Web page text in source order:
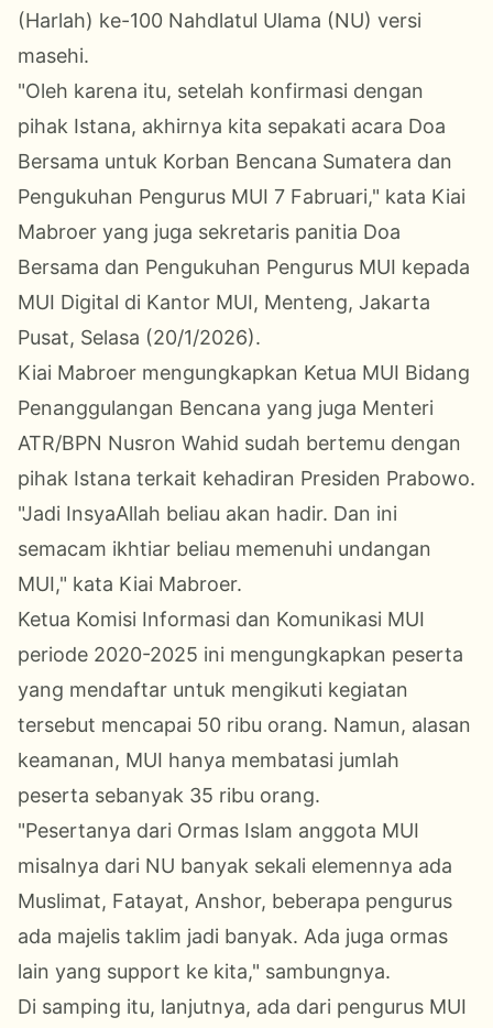
(Harlah) ke-100 Nahdlatul Ulama (NU) versi
masehi.
"Oleh karena itu, setelah konfirmasi dengan
pihak Istana, akhirnya kita sepakati acara Doa
Bersama untuk Korban Bencana Sumatera dan
Pengukuhan Pengurus MUI 7 Fabruari," kata Kiai
Mabroer yang juga sekretaris panitia Doa
Bersama dan Pengukuhan Pengurus MUI kepada
MUI Digital di Kantor MUI, Menteng, Jakarta
Pusat, Selasa (20/1/2026).
Kiai Mabroer mengungkapkan Ketua MUI Bidang
Penanggulangan Bencana yang juga Menteri
ATR/BPN Nusron Wahid sudah bertemu dengan
pihak Istana terkait kehadiran Presiden Prabowo.
"Jadi InsyaAllah beliau akan hadir. Dan ini
semacam ikhtiar beliau memenuhi undangan
MUI," kata Kiai Mabroer.
Ketua Komisi Informasi dan Komunikasi MUI
periode 2020-2025 ini mengungkapkan peserta
yang mendaftar untuk mengikuti kegiatan
tersebut mencapai 50 ribu orang. Namun, alasan
keamanan, MUI hanya membatasi jumlah
peserta sebanyak 35 ribu orang.
"Pesertanya dari Ormas Islam anggota MUI
misalnya dari NU banyak sekali elemennya ada
Muslimat, Fatayat, Anshor, beberapa pengurus
ada majelis taklim jadi banyak. Ada juga ormas
lain yang support ke kita," sambungnya.
Di samping itu, lanjutnya, ada dari pengurus MUI